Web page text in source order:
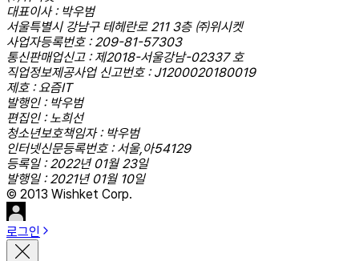
대표이사 : 박우범
서울특별시 강남구 테헤란로 211 3층 ㈜위시켓
사업자등록번호 : 209-81-57303
통신판매업신고 : 제2018-서울강남-02337 호
직업정보제공사업 신고번호 : J1200020180019
제호 : 요즘IT
발행인 : 박우범
편집인 : 노희선
청소년보호책임자 : 박우범
인터넷신문등록번호 : 서울,아54129
등록일 : 2022년 01월 23일
발행일 : 2021년 01월 10일
© 2013 Wishket Corp.
로그인